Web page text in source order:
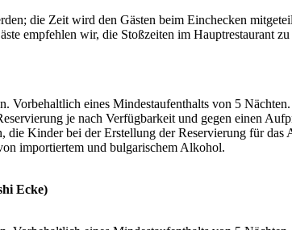
die Zeit wird den Gästen beim Einchecken
empfehlen wir, die Stoßzeiten im Hauptrestaurant zu
Vorbehaltlich eines Mindestaufenthalts von 5
je nach Verfügbarkeit und gegen einen
Kinder bei der Erstellung der Reservierung für das
importiertem und bulgarischem Alkohol.
Ecke)